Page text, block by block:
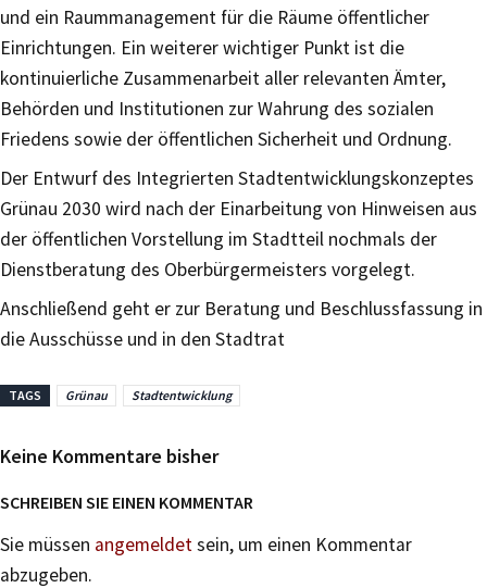
und ein Raummanagement für die Räume öffentlicher
Einrichtungen. Ein weiterer wichtiger Punkt ist die
kontinuierliche Zusammenarbeit aller relevanten Ämter,
Behörden und Institutionen zur Wahrung des sozialen
Friedens sowie der öffentlichen Sicherheit und Ordnung.
Der Entwurf des Integrierten Stadtentwicklungskonzeptes
Grünau 2030 wird nach der Einarbeitung von Hinweisen aus
der öffentlichen Vorstellung im Stadtteil nochmals der
Dienstberatung des Oberbürgermeisters vorgelegt.
Anschließend geht er zur Beratung und Beschlussfassung in
die Ausschüsse und in den Stadtrat
TAGS Grünau Stadtentwicklung
Keine Kommentare bisher
SCHREIBEN SIE EINEN KOMMENTAR
Sie müssen angemeldetsein, um einen Kommentar
abzugeben.